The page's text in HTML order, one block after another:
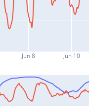
Jun 8 Jun 10